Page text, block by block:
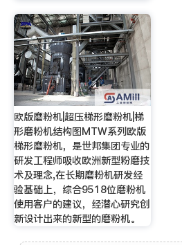
欧版磨粉机|超压梯形磨粉机|梯
形磨粉机结构图MTW系列欧版
梯形磨粉机，是世邦集团专业的
研发工程师吸收欧洲新型粉磨技
术及理念,在长期磨粉机研发经
验基础上，综合9518位磨粉机
使用客户的建议，经潜心研究创
新设计出来的新型的磨粉机。